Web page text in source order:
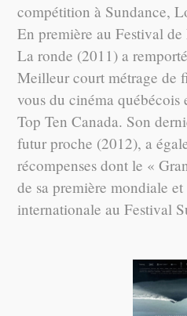
compétition à Sundance,
En première au Festival
La ronde (2011) a
Meilleur court métrage de
vous du cinéma québécois
Top Ten Canada. Son
futur proche (2012), a
récompenses dont le «
de sa première mondiale
internationale au Festival